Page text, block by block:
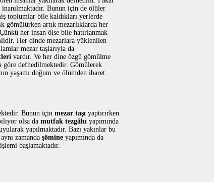
Bunun için de ölüler
toplumlar bile kaldıkları yerlerde
gömülürken artık mezarlıklarda her
her insan ölse bile hatırlanmak
Her dinde mezarlara yüklenilen
mezar taşlarıyla da
vardır. Ve her dine özgü gömülme
göre defnedilmektedir. Gömülerek
yaşamı doğum ve ölümden ibaret
Bunun için mezar taşı yaptırırken
olsa da mutfak tezgâhı yapımında
yapılmaktadır. Bazı yakınlar bu
zamanda şömine yapımında da
başlamaktadır.